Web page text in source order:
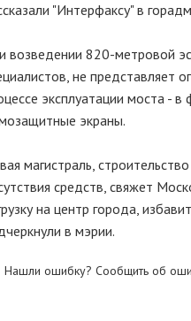
"Интерфаксу" в
возведении 820-метровой
не
эксплуатации моста -
экраны.
магистраль,
средств, свяжет
на центр города,
в мэрии.
Нашли ошибку? Cообщить об